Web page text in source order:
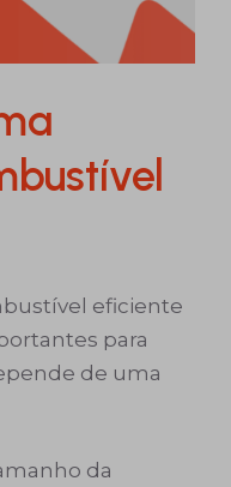
eficiente
para
de uma
da